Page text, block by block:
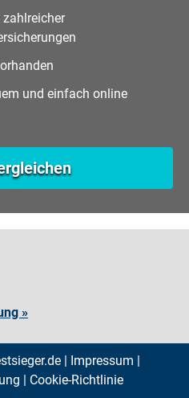
zahlreicher
und einfach online
»
| Impressum |
| Cookie-Richtlinie